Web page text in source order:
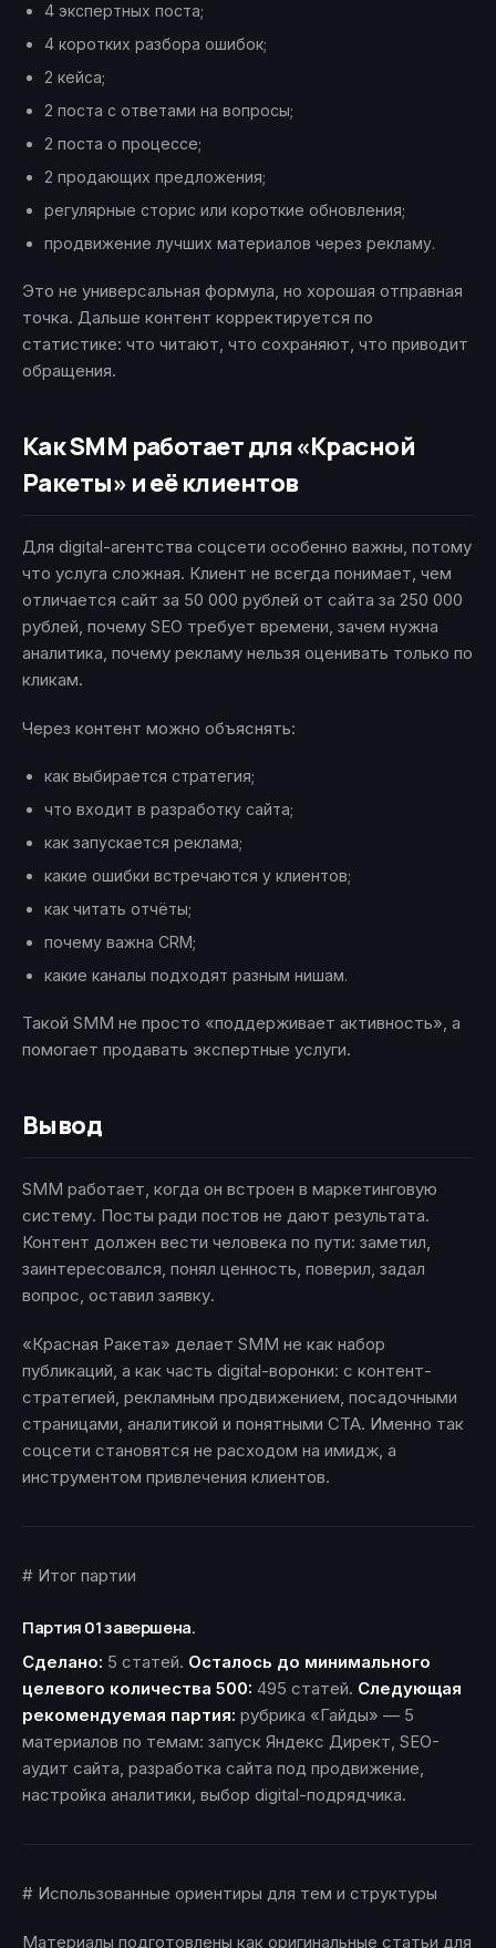
4 экспертных поста;
4 коротких разбора ошибок;
2 кейса;
2 поста с ответами на вопросы;
2 поста о процессе;
2 продающих предложения;
регулярные сторис или короткие обновления;
продвижение лучших материалов через рекламу.
Это не универсальная формула, но хорошая отправная
точка. Дальше контент корректируется по
статистике: что читают, что сохраняют, что приводит
обращения.
Как SMM работает для «Красной
Ракеты» и её клиентов
Для digital-агентства соцсети особенно важны, потому
что услуга сложная. Клиент не всегда понимает, чем
отличается сайт за 50 000 рублей от сайта за 250 000
рублей, почему SEO требует времени, зачем нужна
аналитика, почему рекламу нельзя оценивать только по
кликам.
Через контент можно объяснять:
как выбирается стратегия;
что входит в разработку сайта;
как запускается реклама;
какие ошибки встречаются у клиентов;
как читать отчёты;
почему важна CRM;
какие каналы подходят разным нишам.
Такой SMM не просто «поддерживает активность», а
помогает продавать экспертные услуги.
Вывод
SMM работает, когда он встроен в маркетинговую
систему. Посты ради постов не дают результата.
Контент должен вести человека по пути: заметил,
заинтересовался, понял ценность, поверил, задал
вопрос, оставил заявку.
«Красная Ракета» делает SMM не как набор
публикаций, а как часть digital-воронки: с контент-
стратегией, рекламным продвижением, посадочными
страницами, аналитикой и понятными CTA. Именно так
соцсети становятся не расходом на имидж, а
инструментом привлечения клиентов.
# Итог партии
Партия 01 завершена.
Сделано: 5 статей. Осталось до минимального
целевого количества 500: 495 статей. Следующая
рекомендуемая партия: рубрика «Гайды» — 5
материалов по темам: запуск Яндекс Директ, SEO-
аудит сайта, разработка сайта под продвижение,
настройка аналитики, выбор digital-подрядчика.
# Использованные ориентиры для тем и структуры
Материалы подготовлены как оригинальные статьи для